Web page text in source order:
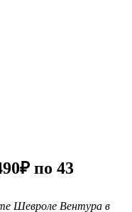
по 43
Шевроле Вентура в